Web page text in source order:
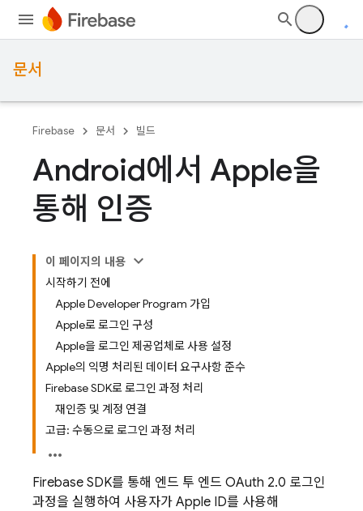
문서
Firebase 문서 빌드
Android에서 Apple을
통해 인증
이 페이지의 내용
시작하기 전에
Apple Developer Program 가입
Apple로 로그인 구성
Apple을 로그인 제공업체로 사용 설정
Apple의 익명 처리된 데이터 요구사항 준수
Firebase SDK로 로그인 과정 처리
재인증 및 계정 연결
고급: 수동으로 로그인 과정 처리
Firebase SDK를 통해 엔드 투 엔드 OAuth 2.0 로그인
과정을 실행하여 사용자가 Apple ID를 사용해